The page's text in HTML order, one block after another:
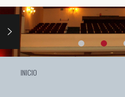
INICIO